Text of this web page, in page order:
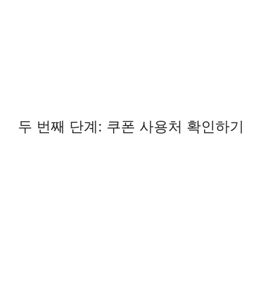
두 번째 단계: 쿠폰 사용처 확인하기